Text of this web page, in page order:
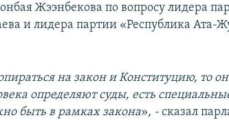
Жээнбекова по вопросу лидера
и лидера партии «Республика Ата-
на закон и Конституцию, то
определяют суды, есть
быть в рамках закона»­­­, -сказал